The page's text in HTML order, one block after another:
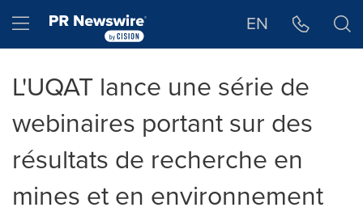
Hamburger menu EN
L'UQAT lance une série de
webinaires portant sur des
résultats de recherche en
mines et en environnement